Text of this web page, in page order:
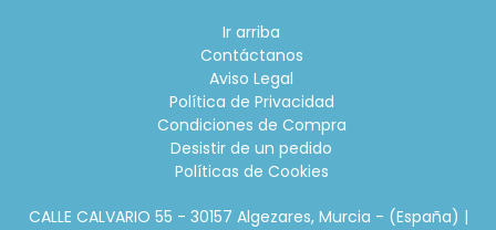
Ir arriba
Contáctanos
Aviso Legal
Política de Privacidad
Condiciones de Compra
Desistir de un pedido
Políticas de Cookies
CALLE CALVARIO 55 - 30157 Algezares, Murcia - (España) |